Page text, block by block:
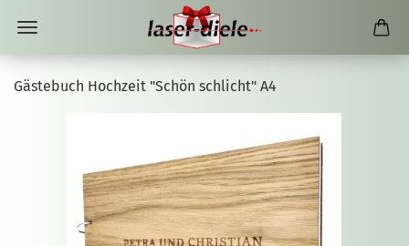
Gästebuch Hochzeit "Schön schlicht" A4